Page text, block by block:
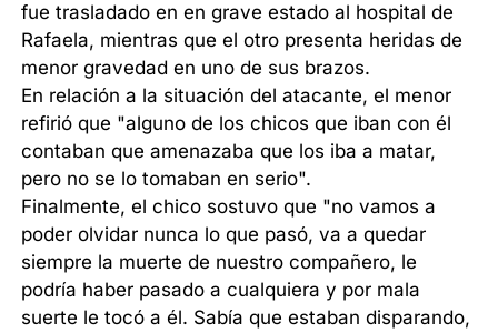
fue trasladado en en grave estado al hospital de
Rafaela, mientras que el otro presenta heridas de
menor gravedad en uno de sus brazos.
En relación a la situación del atacante, el menor
refirió que "alguno de los chicos que iban con él
contaban que amenazaba que los iba a matar,
pero no se lo tomaban en serio".
Finalmente, el chico sostuvo que "no vamos a
poder olvidar nunca lo que pasó, va a quedar
siempre la muerte de nuestro compañero, le
podría haber pasado a cualquiera y por mala
suerte le tocó a él. Sabía que estaban disparando,